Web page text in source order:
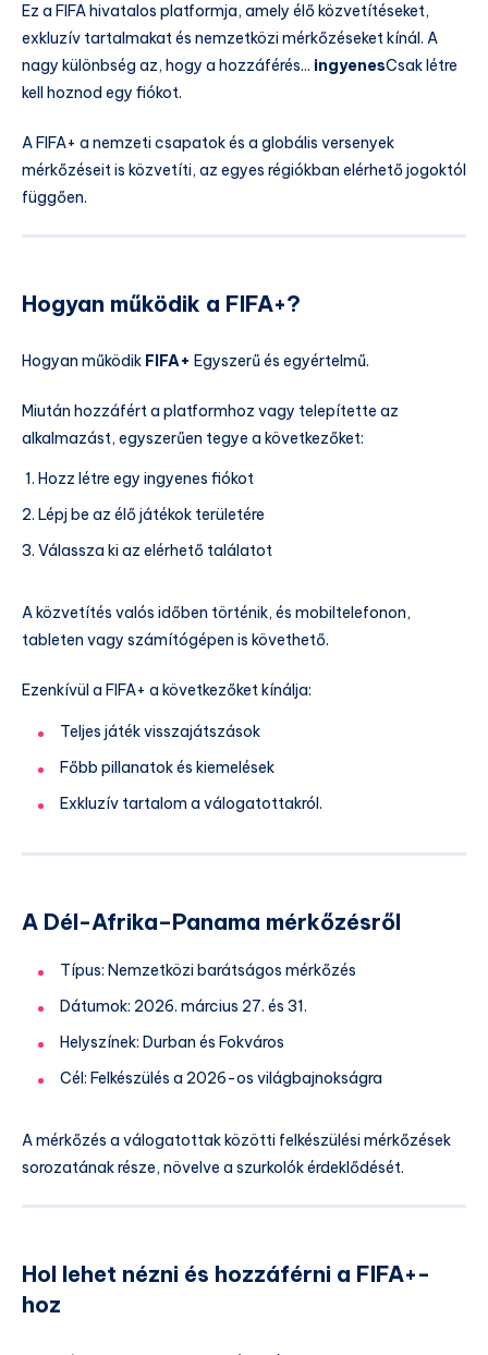
Ez a FIFA hivatalos platformja, amely élő közvetítéseket,
exkluzív tartalmakat és nemzetközi mérkőzéseket kínál. A
nagy különbség az, hogy a hozzáférés... ingyenesCsak létre
kell hoznod egy fiókot.
A FIFA+ a nemzeti csapatok és a globális versenyek
mérkőzéseit is közvetíti, az egyes régiókban elérhető jogoktól
függően.
Hogyan működik a FIFA+?
Hogyan működik FIFA+ Egyszerű és egyértelmű.
Miután hozzáfért a platformhoz vagy telepítette az
alkalmazást, egyszerűen tegye a következőket:
Hozz létre egy ingyenes fiókot
Lépj be az élő játékok területére
Válassza ki az elérhető találatot
A közvetítés valós időben történik, és mobiltelefonon,
tableten vagy számítógépen is követhető.
Ezenkívül a FIFA+ a következőket kínálja:
Teljes játék visszajátszások
Főbb pillanatok és kiemelések
Exkluzív tartalom a válogatottakról.
A Dél-Afrika–Panama mérkőzésről
Típus: Nemzetközi barátságos mérkőzés
Dátumok: 2026. március 27. és 31.
Helyszínek: Durban és Fokváros
Cél: Felkészülés a 2026-os világbajnokságra
A mérkőzés a válogatottak közötti felkészülési mérkőzések
sorozatának része, növelve a szurkolók érdeklődését.
Hol lehet nézni és hozzáférni a FIFA+-
hoz